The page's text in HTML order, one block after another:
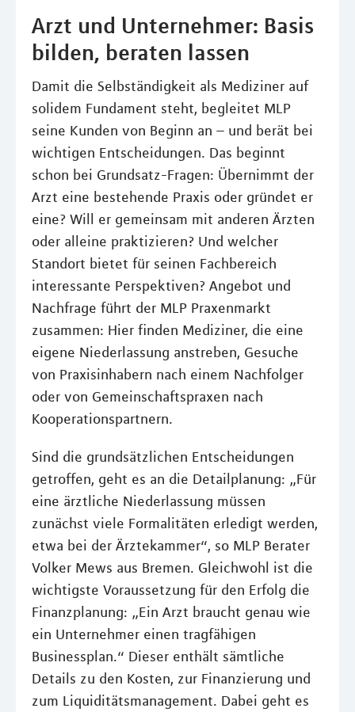
Arzt und Unternehmer: Basis
bilden, beraten lassen
Damit die Selbständigkeit als Mediziner auf
solidem Fundament steht, begleitet MLP
seine Kunden von Beginn an – und berät bei
wichtigen Entscheidungen. Das beginnt
schon bei Grundsatz-Fragen: Übernimmt der
Arzt eine bestehende Praxis oder gründet er
eine? Will er gemeinsam mit anderen Ärzten
oder alleine praktizieren? Und welcher
Standort bietet für seinen Fachbereich
interessante Perspektiven? Angebot und
Nachfrage führt der MLP Praxenmarkt
zusammen: Hier finden Mediziner, die eine
eigene Niederlassung anstreben, Gesuche
von Praxisinhabern nach einem Nachfolger
oder von Gemeinschaftspraxen nach
Kooperationspartnern.
Sind die grundsätzlichen Entscheidungen
getroffen, geht es an die Detailplanung: „Für
eine ärztliche Niederlassung müssen
zunächst viele Formalitäten erledigt werden,
etwa bei der Ärztekammer“, so MLP Berater
Volker Mews aus Bremen. Gleichwohl ist die
wichtigste Voraussetzung für den Erfolg die
Finanzplanung: „Ein Arzt braucht genau wie
ein Unternehmer einen tragfähigen
Businessplan.“ Dieser enthält sämtliche
Details zu den Kosten, zur Finanzierung und
zum Liquiditätsmanagement. Dabei geht es